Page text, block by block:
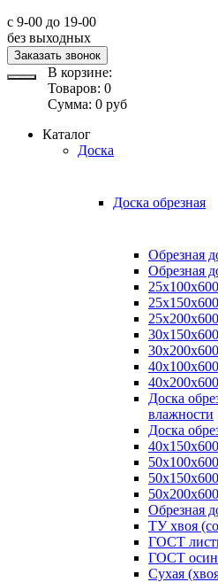
с 9-00 до 19-00
без выходных
Заказать звонок
В корзине:
Товаров: 0
Сумма: 0 руб
Каталог
Доска
Доска обрезная
Обрезная
Обрезная
Доска
влажности
Доска
Обрезная
ТУ хвоя
ГОСТ
ГОСТ
Сухая